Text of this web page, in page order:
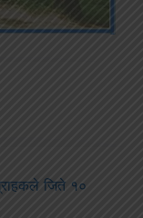
जिते १०